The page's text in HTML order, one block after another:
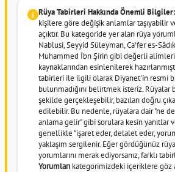
Rüya Tabirleri Hakkında Önemli Bilgiler:
kişilere göre değişik anlamlar taşıyabilir
açıktır. Bu kategoride yer alan rüya
Nablusi, Seyyid Süleyman, Ca'fer es-
Muhammed İbn Şirin gibi değerli
kaynaklarından esinlenilerek
tabirleri ile ilgili olarak Diyanet'in resmi
bulunmadığını belirtmek isteriz.
şekilde gerçekleşebilir, bazıları doğru
edilebilir. Bu nedenle, rüyalara dair "ne
anlama gelir" gibi sorulara kesin yanıtlar
genellikle "işaret eder, delalet eder,
yaklaşım sergilenir. Eğer gördüğünüz
yorumlarını merak ediyorsanız, farklı
Yorumları kategorimizdeki içeriklere göz